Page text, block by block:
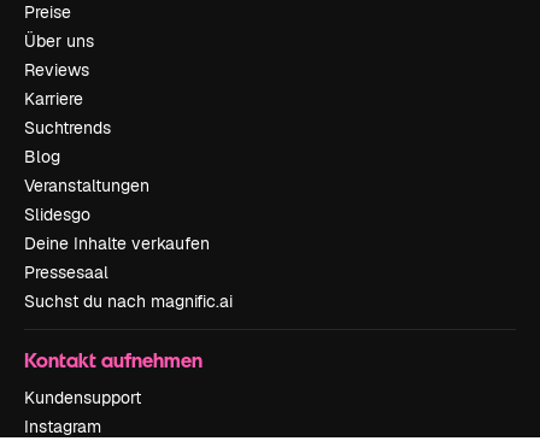
Preise
Über uns
Reviews
Karriere
Suchtrends
Blog
Veranstaltungen
Slidesgo
Deine Inhalte verkaufen
Pressesaal
Suchst du nach magnific.ai
Kontakt aufnehmen
Kundensupport
Instagram